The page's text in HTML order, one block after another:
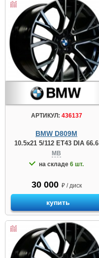
АРТИКУЛ: 436137
BMW D809М
10.5x21 5/112 ET43 DIA 66.6
MB
на складе 6 шт.
30 000 ₽ / диск
купить